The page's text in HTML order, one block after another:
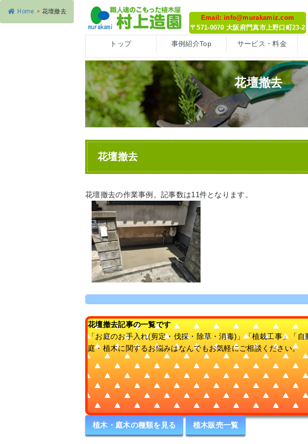
Email: info@murakamiz.com
〒571-0070 大阪府門真市上野口町23-2
トップ 事例紹介Top サービス・料金
Home > 花壇撤去
花壇撤去
花壇撤去
花壇撤去の作業事例。記事数は11件となります。
花壇撤去記事の一覧です
「お庭のお手入れ(剪定・伐採・除草・消毒)」「植栽工事」「
庭・植木に関するお悩みはなんでもお気軽にご相談ください。
植木・庭木の種類を見る 植木販売一覧